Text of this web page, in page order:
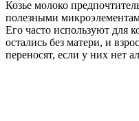
Козье молоко
полезными
Его часто используют для
остались без матери, и
переносят, если у них нет